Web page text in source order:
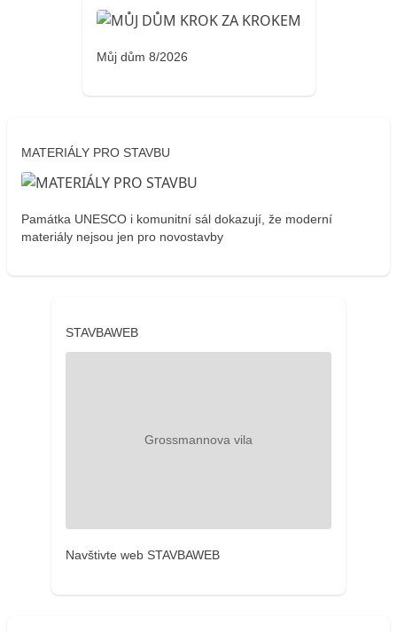
Můj dům 8/2026
MATERIÁLY PRO STAVBU
Památka UNESCO i komunitní sál dokazují, že moderní
materiály nejsou jen pro novostavby
STAVBAWEB
Navštivte web STAVBAWEB